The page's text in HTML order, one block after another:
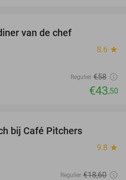
van de chef
8.6 star
Regulier €58
€43,50
bij Café Pitchers
9.8 star
Regulier €18,60